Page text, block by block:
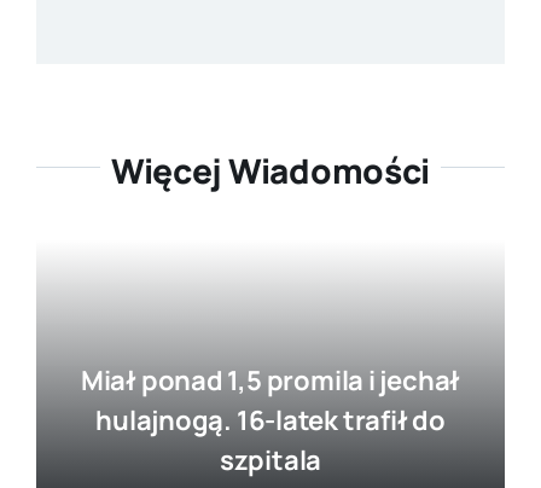
Więcej Wiadomości
Miał ponad 1,5 promila i jechał
hulajnogą. 16-latek trafił do
szpitala